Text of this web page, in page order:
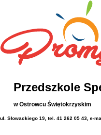
Przedszkole
w Ostrowcu Świętokrzyskim
ul. Słowackiego 19, tel. 41 262 05 43, e-